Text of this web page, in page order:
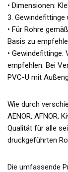
• Dimensionen:
3. Gewindefittinge
• Für Rohre
Basis zu
•
empfehlen. Bei
PVC-U mit
Wie durch
AENOR, AFNOR,
Qualität für alle
druckgeführten
Die umfassende